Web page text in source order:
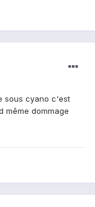
sous cyano c'est
même dommage